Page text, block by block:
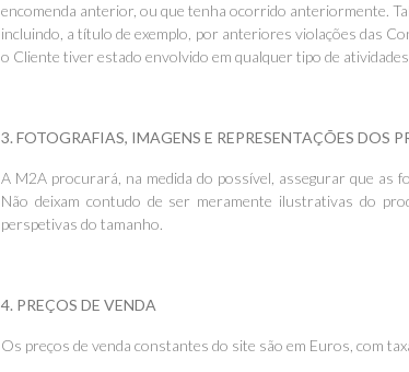
encomenda anterior, ou que tenha ocorrido anteriormente.
incluindo, a título de exemplo, por anteriores violações das
o Cliente tiver estado envolvido em qualquer tipo de
3. FOTOGRAFIAS, IMAGENS E REPRESENTAÇÕES DOS
A M2A procurará, na medida do possível, assegurar que as
Não deixam contudo de ser meramente ilustrativas do
perspetivas do tamanho.
4. PREÇOS DE VENDA
Os preços de venda constantes do site são em Euros, com